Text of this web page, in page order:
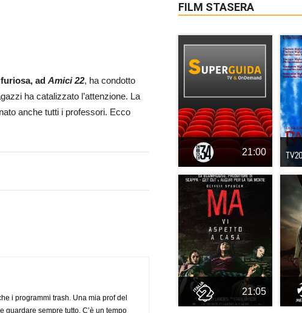
ad Amici 22, ha condotto
ha catalizzato l’attenzione. La
anche tutti i professori. Ecco
i programmi trash. Una mia prof del
sempre tutto. C’è un tempo
FILM STASERA
21:00
21:05